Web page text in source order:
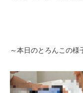
～本日のとろんこの様